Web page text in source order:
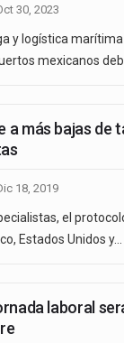
30, 2023
y logística
mexicanos
a más bajas de
18, 2019
el
Estados Unidos y…
laboral